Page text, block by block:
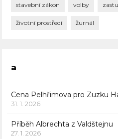
stavební zákon volby
životní prostředí žurnál
a
Cena Pelhřimova pro Zuzku
31. 1. 2026
Příběh Albrechta z Valdštejnu
27. 1. 2026